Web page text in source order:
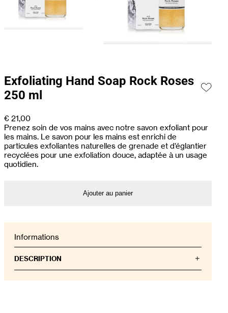
Exfoliating Hand Soap Rock Roses
250 ml
€ 21,00
Prenez soin de vos mains avec notre savon exfoliant pour
les mains. Le savon pour les mains est enrichi de
particules exfoliantes naturelles de grenade et d’églantier
recyclées pour une exfoliation douce, adaptée à un usage
quotidien.
Ajouter au panier
Informations
DESCRIPTION
Prenez soin de vos mains avec notre savon exfoliant